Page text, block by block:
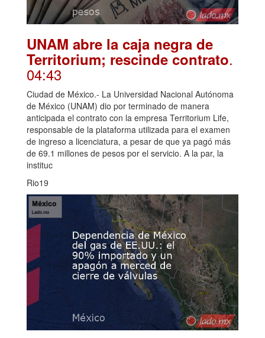
UNAM abre la caja negra de
Territorium; rescinde contrato.
04:43
Ciudad de México.- La Universidad Nacional Autónoma
de México (UNAM) dio por terminado de manera
anticipada el contrato con la empresa Territorium Life,
responsable de la plataforma utilizada para el examen
de ingreso a licenciatura, a pesar de que ya pagó más
de 69.1 millones de pesos por el servicio. A la par, la
instituc
Rio19